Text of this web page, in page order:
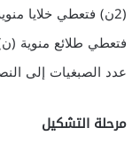
(2ن) فتعطي خلايا
فتعطي طلائع منوية
عدد الصبغيات إلى
مرحلة التشكيل